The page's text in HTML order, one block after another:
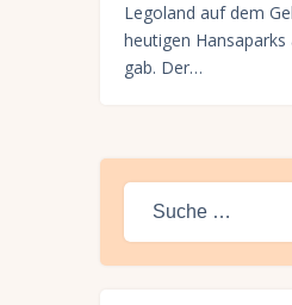
Legoland auf dem
heutigen Hansaparks
gab. Der…
nach: